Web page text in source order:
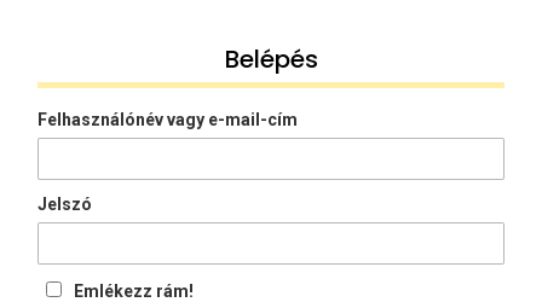
Belépés
Felhasználónév vagy e-mail-cím
Jelszó
Emlékezz rám!